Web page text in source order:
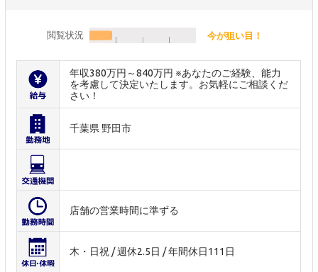
閲覧状況 今が狙い目！
年収380万円～840万円 ※あなたのご経験、能力
を考慮して決定いたします。お気軽にご相談くだ
さい！
千葉県 野田市
店舗の営業時間に準ずる
木・日祝 / 週休2.5日 / 年間休日111日